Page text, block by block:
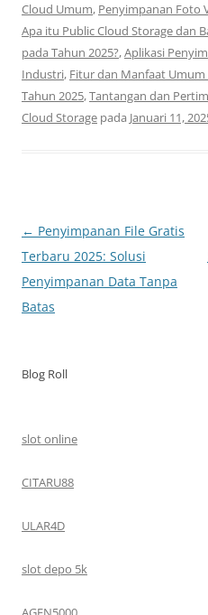
Cloud Umum, Penyimpanan Foto
Apa itu Public Cloud Storage dan
pada Tahun 2025?,Aplikasi
Industri, Fitur dan Manfaat
Tahun 2025,Tantangan dan
Cloud Storage pada Januari 11,
Navigasi
Tulisan
← Penyimpanan File Gratis
Terbaru 2025: Solusi
Penyimpanan Data Tanpa
Batas
Blog Roll
slot online
CITARU88
ULAR4D
slot depo 5k